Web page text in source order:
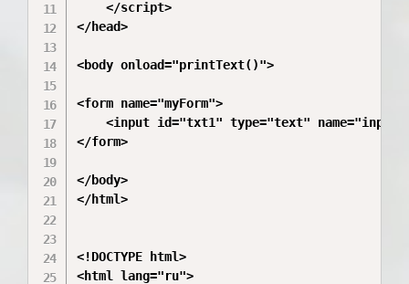
    </script>
</head>
<body onload="printText()">
<form name="myForm">
<input id="txt1" type="text"
</form>
</body>
</html>
<!DOCTYPE html>
<html lang="ru">